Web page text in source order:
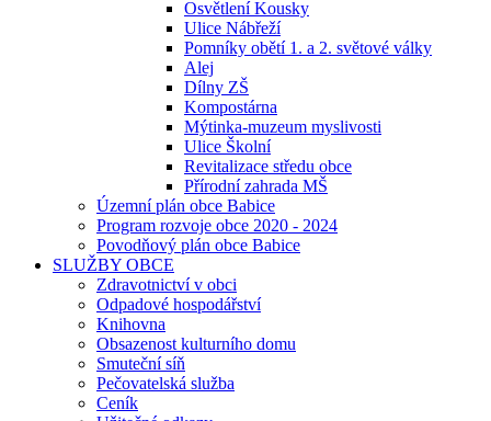
Osvětlení Kousky
Ulice Nábřeží
Pomníky obětí 1. a 2. světové války
Alej
Dílny ZŠ
Kompostárna
Mýtinka-muzeum myslivosti
Ulice Školní
Revitalizace středu obce
Přírodní zahrada MŠ
Územní plán obce Babice
Program rozvoje obce 2020 - 2024
Povodňový plán obce Babice
SLUŽBY OBCE
Zdravotnictví v obci
Odpadové hospodářství
Knihovna
Obsazenost kulturního domu
Smuteční síň
Pečovatelská služba
Ceník